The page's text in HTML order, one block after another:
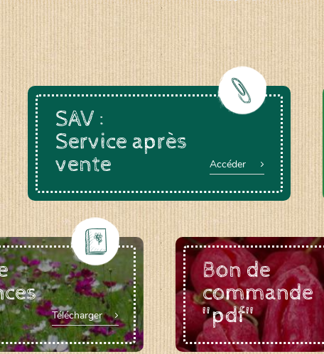
SAV :
Service après
vente
Accéder
Télécharger
Bon de
commande
"pdf"